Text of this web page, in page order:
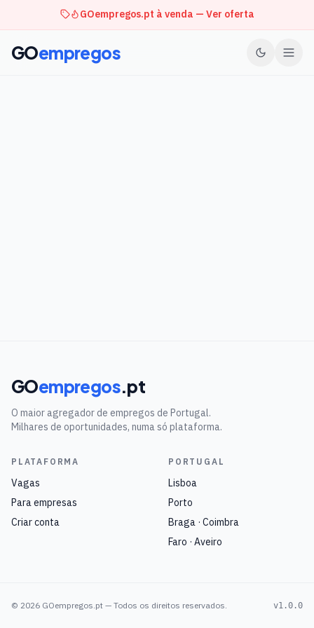
GOempregos.pt à venda — Ver oferta
GOempregos
GOempregos.pt
O maior agregador de empregos de Portugal.
Milhares de oportunidades, numa só plataforma.
PLATAFORMA
Vagas
Para empresas
Criar conta
PORTUGAL
Lisboa
Porto
Braga · Coimbra
Faro · Aveiro
© 2026 GOempregos.pt — Todos os direitos reservados. v1.0.0